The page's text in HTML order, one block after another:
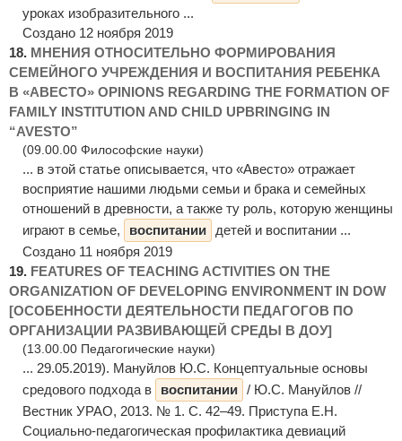
уроках изобразительного ...
Создано 12 ноября 2019
18. МНЕНИЯ ОТНОСИТЕЛЬНО ФОРМИРОВАНИЯ
СЕМЕЙНОГО УЧРЕЖДЕНИЯ И ВОСПИТАНИЯ РЕБЕНКА
В «АВЕСТО» OPINIONS REGARDING THE FORMATION OF
FAMILY INSTITUTION AND CHILD UPBRINGING IN
“AVESTO”
(09.00.00 Философские науки)
... в этой статье описывается, что «Авесто» отражает
восприятие нашими людьми семьи и брака и семейных
отношений в древности, а также ту роль, которую женщины
играют в семье,
воспитании
детей и воспитании ...
Создано 11 ноября 2019
19. FEATURES OF TEACHING ACTIVITIES ON THE
ORGANIZATION OF DEVELOPING ENVIRONMENT IN DOW
[ОСОБЕННОСТИ ДЕЯТЕЛЬНОСТИ ПЕДАГОГОВ ПО
ОРГАНИЗАЦИИ РАЗВИВАЮЩЕЙ СРЕДЫ В ДОУ]
(13.00.00 Педагогические науки)
... 29.05.2019). Мануйлов Ю.С. Концептуальные основы
средового подхода в
воспитании / Ю.С. Мануйлов //
Вестник УРАО, 2013. № 1. С. 42–49. Приступа Е.Н.
Социально-педагогическая профилактика девиаций